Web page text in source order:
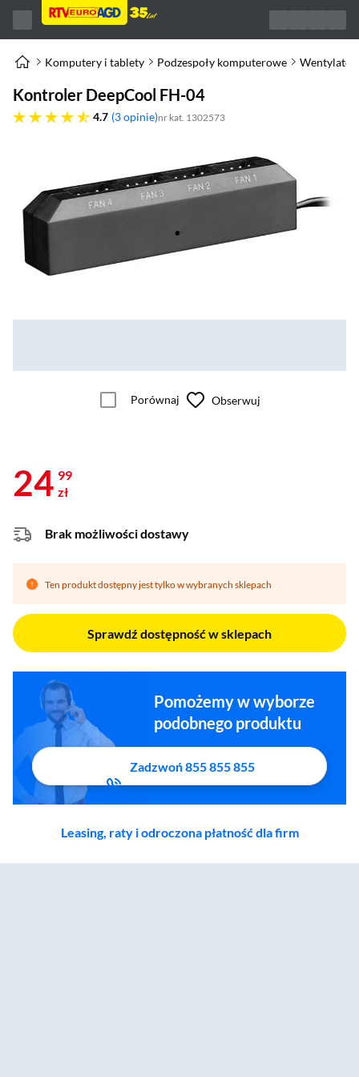
Komputery i tablety Podzespoły komputerowe
Kontroler DeepCool FH-04
4.7
4.7 gwiazdek 3 opinie nr kat. 1302573
Porównaj Obserwuj
24 99
zł
Brak możliwości dostawy
Ten produkt dostępny jest tylko w wybranych sklepach
Sprawdź dostępność w sklepach
Pomożemy w wyborze
podobnego produktu
Zadzwoń 855 855 855
Leasing, raty i odroczona płatność dla firm